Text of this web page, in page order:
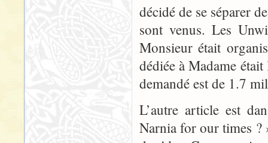
décidé de se séparer
sont venus. Les
Monsieur était
dédiée à Madame
demandé est de 1.7
L’autre article est
Narnia for our times ?